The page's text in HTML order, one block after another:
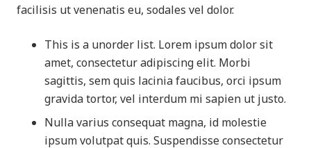
facilisis ut venenatis eu, sodales vel dolor.
This is a unorder list. Lorem ipsum dolor sit
amet, consectetur adipiscing elit. Morbi
sagittis, sem quis lacinia faucibus, orci ipsum
gravida tortor, vel interdum mi sapien ut justo.
Nulla varius consequat magna, id molestie
ipsum volutpat quis. Suspendisse consectetur